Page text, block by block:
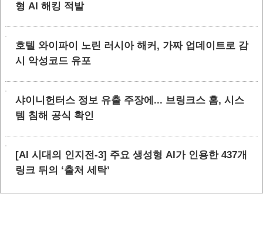
형 AI 해킹 적발
호텔 와이파이 노린 러시아 해커, 가짜 업데이트로 감
시 악성코드 유포
샤이니헌터스 정보 유출 주장에... 브링크스 홈, 시스
템 침해 공식 확인
[AI 시대의 인지전-3] 주요 생성형 AI가 인용한 437개
링크 뒤의 ‘출처 세탁’